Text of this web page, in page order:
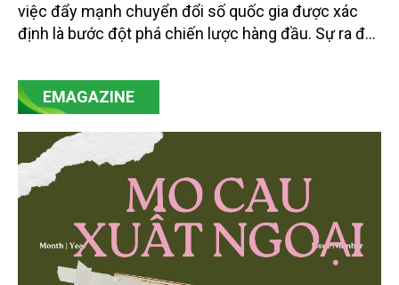
việc đẩy mạnh chuyển đổi số quốc gia được xác
định là bước đột phá chiến lược hàng đầu. Sự ra đời
mạnh mẽ, thúc đẩy quá trình cải cách toàn diện,
minh bạch hóa chuỗi cung ứng và nâng cao hiệu
then chốt là nông nghiệp và môi trường.
EMAGAZINE